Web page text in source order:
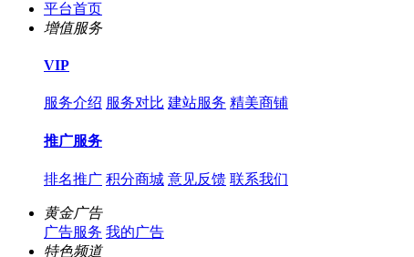
平台首页
增值服务
VIP
服务介绍 服务对比 建站服务 精美商铺
推广服务
排名推广 积分商城 意见反馈 联系我们
黄金广告
广告服务 我的广告
特色频道